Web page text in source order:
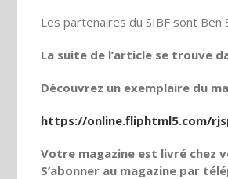
Les partenaires du SIBF sont Ben
La suite de l’article se trouve
Découvrez un exemplaire du
https://online.fliphtml5.com/
Votre magazine est livré chez
S’abonner au magazine par